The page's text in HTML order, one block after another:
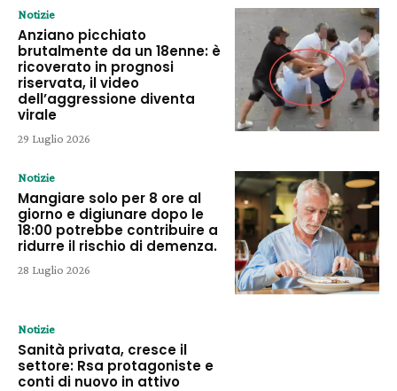
Notizie
Anziano picchiato
brutalmente da un 18enne: è
ricoverato in prognosi
riservata, il video
dell’aggressione diventa
virale
29 Luglio 2026
Notizie
Mangiare solo per 8 ore al
giorno e digiunare dopo le
18:00 potrebbe contribuire a
ridurre il rischio di demenza.
28 Luglio 2026
Notizie
Sanità privata, cresce il
settore: Rsa protagoniste e
conti di nuovo in attivo